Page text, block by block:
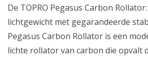
De TOPRO Pegasus Carbon
lichtgewicht met gegarandeerde
Pegasus Carbon Rollator is een
lichte rollator van carbon die opvalt